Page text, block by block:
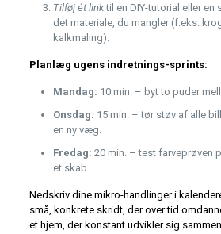
Tilføj ét linktil en DIY-tutorial eller en
det materiale, du mangler (f.eks.
kalkmaling).
Planlæg ugens indretnings-sprints:
Mandag: 10 min. – byt to puder
Onsdag: 15 min. – tør støv af alle
en ny væg.
Fredag: 20 min. – test farveprøven
et skab.
Nedskriv dine mikro-handlinger i
små, konkrete skridt, der over tid
et hjem, der konstant udvikler sig